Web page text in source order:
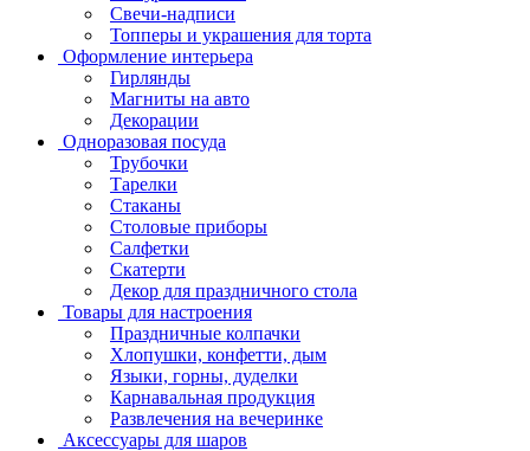
Свечи-надписи
Топперы и украшения для торта
Оформление интерьера
Гирлянды
Магниты на авто
Декорации
Одноразовая посуда
Трубочки
Тарелки
Стаканы
Столовые приборы
Салфетки
Скатерти
Декор для праздничного стола
Товары для настроения
Праздничные колпачки
Хлопушки, конфетти, дым
Языки, горны, дуделки
Карнавальная продукция
Развлечения на вечеринке
Аксессуары для шаров